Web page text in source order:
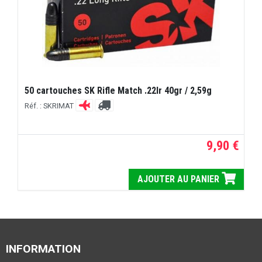
50 cartouches SK Rifle Match .22lr 40gr / 2,59g
Réf. : SKRIMAT
9,90 €
AJOUTER AU PANIER
INFORMATION